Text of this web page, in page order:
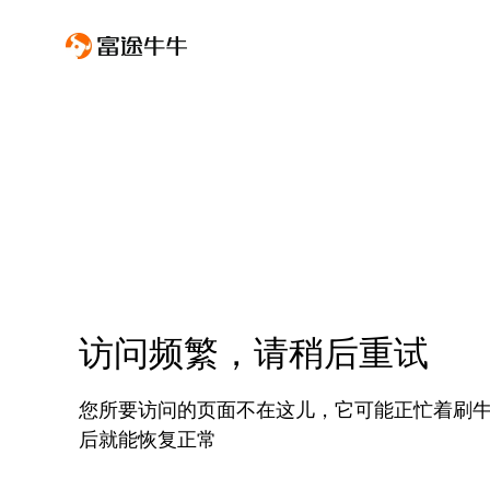
访问频繁，请稍后重试
您所要访问的页面不在这儿，它可能正忙着刷
后就能恢复正常